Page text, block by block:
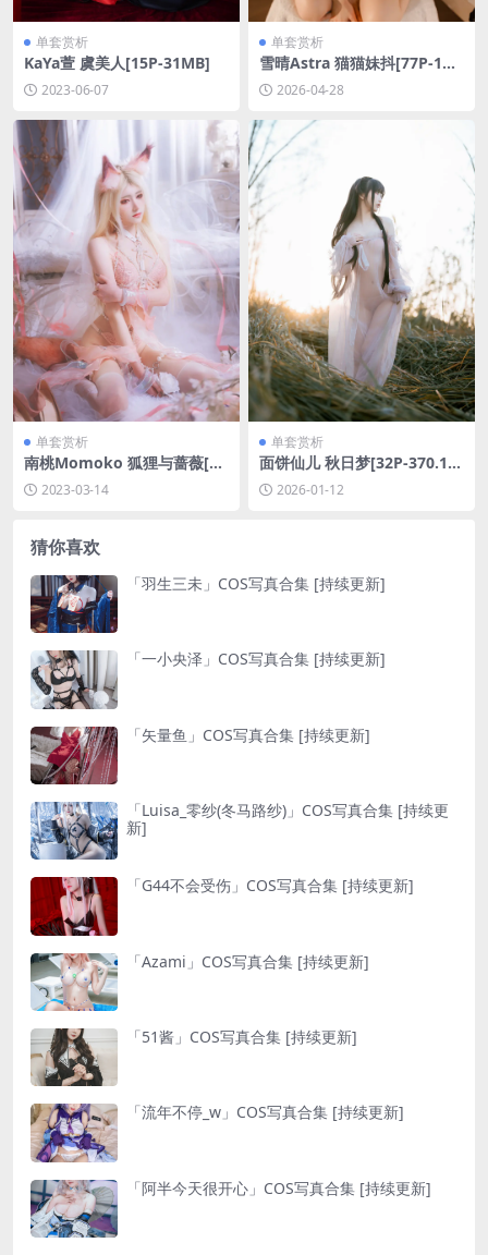
单套赏析
KaYa萱 虞美人[15P-31MB]
2023-06-07
单套赏析
雪晴Astra 猫猫妹抖[77P-1V-
1.19G]
2026-04-28
单套赏析
南桃Momoko 狐狸与蔷薇[34
P-162MB]
2023-03-14
单套赏析
面饼仙儿 秋日梦[32P-370.1
M]2026-01-12
猜你喜欢
「羽生三未」COS写真合集 [持续更新]
「一小央泽」COS写真合集 [持续更新]
「矢量鱼」COS写真合集 [持续更新]
「Luisa_零纱(冬马路纱)」COS写真合集 [持续更
新]
「G44不会受伤」COS写真合集 [持续更新]
「Azami」COS写真合集 [持续更新]
「51酱」COS写真合集 [持续更新]
「流年不停_w」COS写真合集 [持续更新]
「阿半今天很开心」COS写真合集 [持续更新]